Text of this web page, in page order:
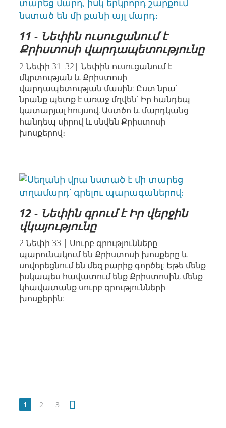
11 - Նեփին ուսուցանում է
Քրիստոսի վարդապետությունը
2 Նեփի 31–32| Նեփին ուսուցանում է
մկրտության և Քրիստոսի
վարդապետության մասին: Ըստ նրա՝
նրանք պետք է առաջ մղվեն՝ Իր հանդեպ
կատարյալ հույսով, Աստծո և մարդկանց
հանդեպ սիրով և սնվեն Քրիստոսի
խոսքերով։
12 - Նեփին գրում է Իր վերջին
վկայությունը
2 Նեփի 33 | Սուրբ գրությունները
պարունակում են Քրիստոսի խոսքերը և
սովորեցնում են մեզ բարիք գործել: Եթե մենք
իսկապես հավատում ենք Քրիստոսին, մենք
կհավատանք սուրբ գրությունների
խոսքերին:
1 2 3